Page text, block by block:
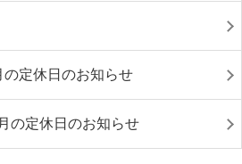
定休日のお知らせ
の定休日のお知らせ